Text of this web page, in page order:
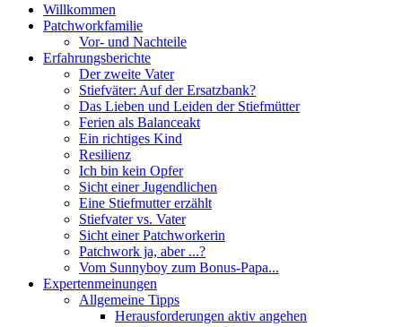
Willkommen
Patchworkfamilie
Vor- und Nachteile
Erfahrungsberichte
Der zweite Vater
Stiefväter: Auf der Ersatzbank?
Das Lieben und Leiden der Stiefmütter
Ferien als Balanceakt
Ein richtiges Kind
Resilienz
Ich bin kein Opfer
Sicht einer Jugendlichen
Eine Stiefmutter erzählt
Stiefvater vs. Vater
Sicht einer Patchworkerin
Patchwork ja, aber ...?
Vom Sunnyboy zum Bonus-Papa...
Expertenmeinungen
Allgemeine Tipps
Herausforderungen aktiv angehen